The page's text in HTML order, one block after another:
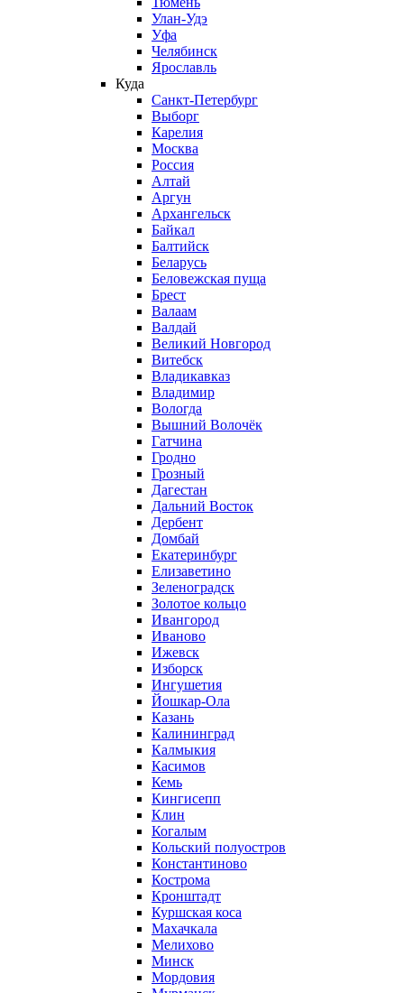
Улан-Удэ
Уфа
Челябинск
Ярославль
Куда
Санкт-Петербург
Выборг
Карелия
Москва
Россия
Алтай
Аргун
Архангельск
Байкал
Балтийск
Беларусь
Беловежская пуща
Брест
Валаам
Валдай
Великий Новгород
Витебск
Владикавказ
Владимир
Вологда
Вышний Волочёк
Гатчина
Гродно
Грозный
Дагестан
Дальний Восток
Дербент
Домбай
Екатеринбург
Елизаветино
Зеленоградск
Золотое кольцо
Ивангород
Иваново
Ижевск
Изборск
Ингушетия
Йошкар-Ола
Казань
Калининград
Калмыкия
Касимов
Кемь
Кингисепп
Клин
Когалым
Кольский полуостров
Константиново
Кострома
Кронштадт
Куршская коса
Махачкала
Мелихово
Минск
Мордовия